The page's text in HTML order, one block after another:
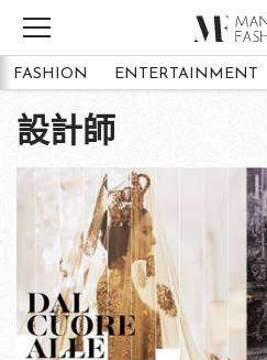
FASHION ENTERTAINMENT
設計師